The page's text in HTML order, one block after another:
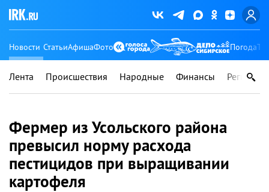
Новости СтатьиАфишаФото Погода
Лента Происшествия Народные Финансы Регионы
Фермер из Усольского района
превысил норму расхода
пестицидов при выращивании
картофеля